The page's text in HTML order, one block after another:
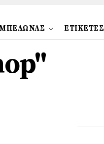
ΕΤΙΚΕΤΕΣ